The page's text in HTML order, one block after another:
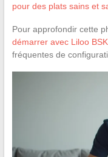
pour des plats sains et
Pour approfondir cette
démarrer avec Liloo
fréquentes de